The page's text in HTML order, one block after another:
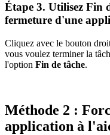
Étape 3. Utilisez Fin
fermeture d'une
Cliquez avec le bouton
vous voulez terminer la
l'option Fin de tâche.
Méthode 2 :
application à